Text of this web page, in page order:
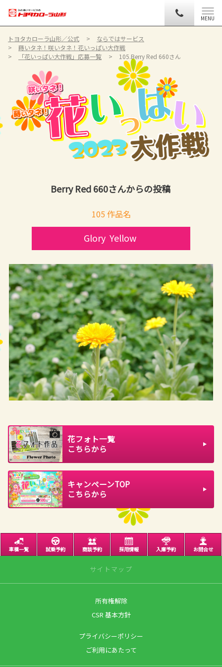
MENU
トヨタカローラ山形／公式
ならではサービス
蒔いタネ！咲いタネ！花いっぱい大作戦
「花いっぱい大作戦」応募一覧
105.Berry Red 660さん
105 作品名
Glory  Yellow
Berry Red 660さんからの投稿
花フォト一覧
こちらから
キャンペーンTOP
こちらから
車種一覧 試乗予約 商談予約 採用情報 入庫予約 お問合せ
サイトマップ
所有権解除
CSR 基本方針
プライバシーポリシー
ご利用にあたって